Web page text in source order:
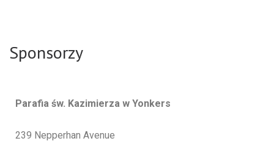
Sponsorzy
Parafia św. Kazimierza w Yonkers
239 Nepperhan Avenue